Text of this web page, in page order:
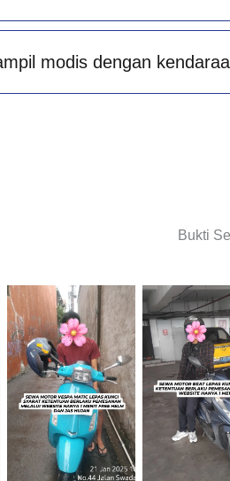
modis dengan
Bukti
Antar Jemput
Kendaraan
Gedung
P6A